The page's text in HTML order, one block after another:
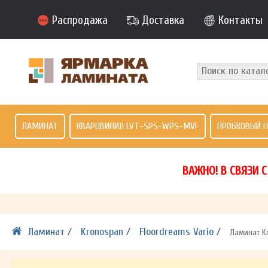
Распродажа Доставка Контакты
ЛАМИНАТ КВАРЦВИНИЛ LVT-SPS-WPS-MVF ПРОБКОВЫЙ
ВАЖНО! В СВЯЗИ
Ламинат / Kronospan / Floordreams Vario / Ламинат